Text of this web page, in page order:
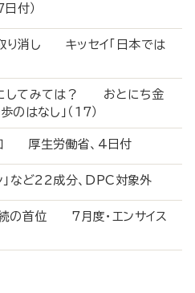
7日付）
り消し キッセイ「日本では
にしてみては？ おとにち金
はなし」（17）
厚生労働省、4日付
ン」など22成分、DPC対象外
続の首位 7月度・エンサイス